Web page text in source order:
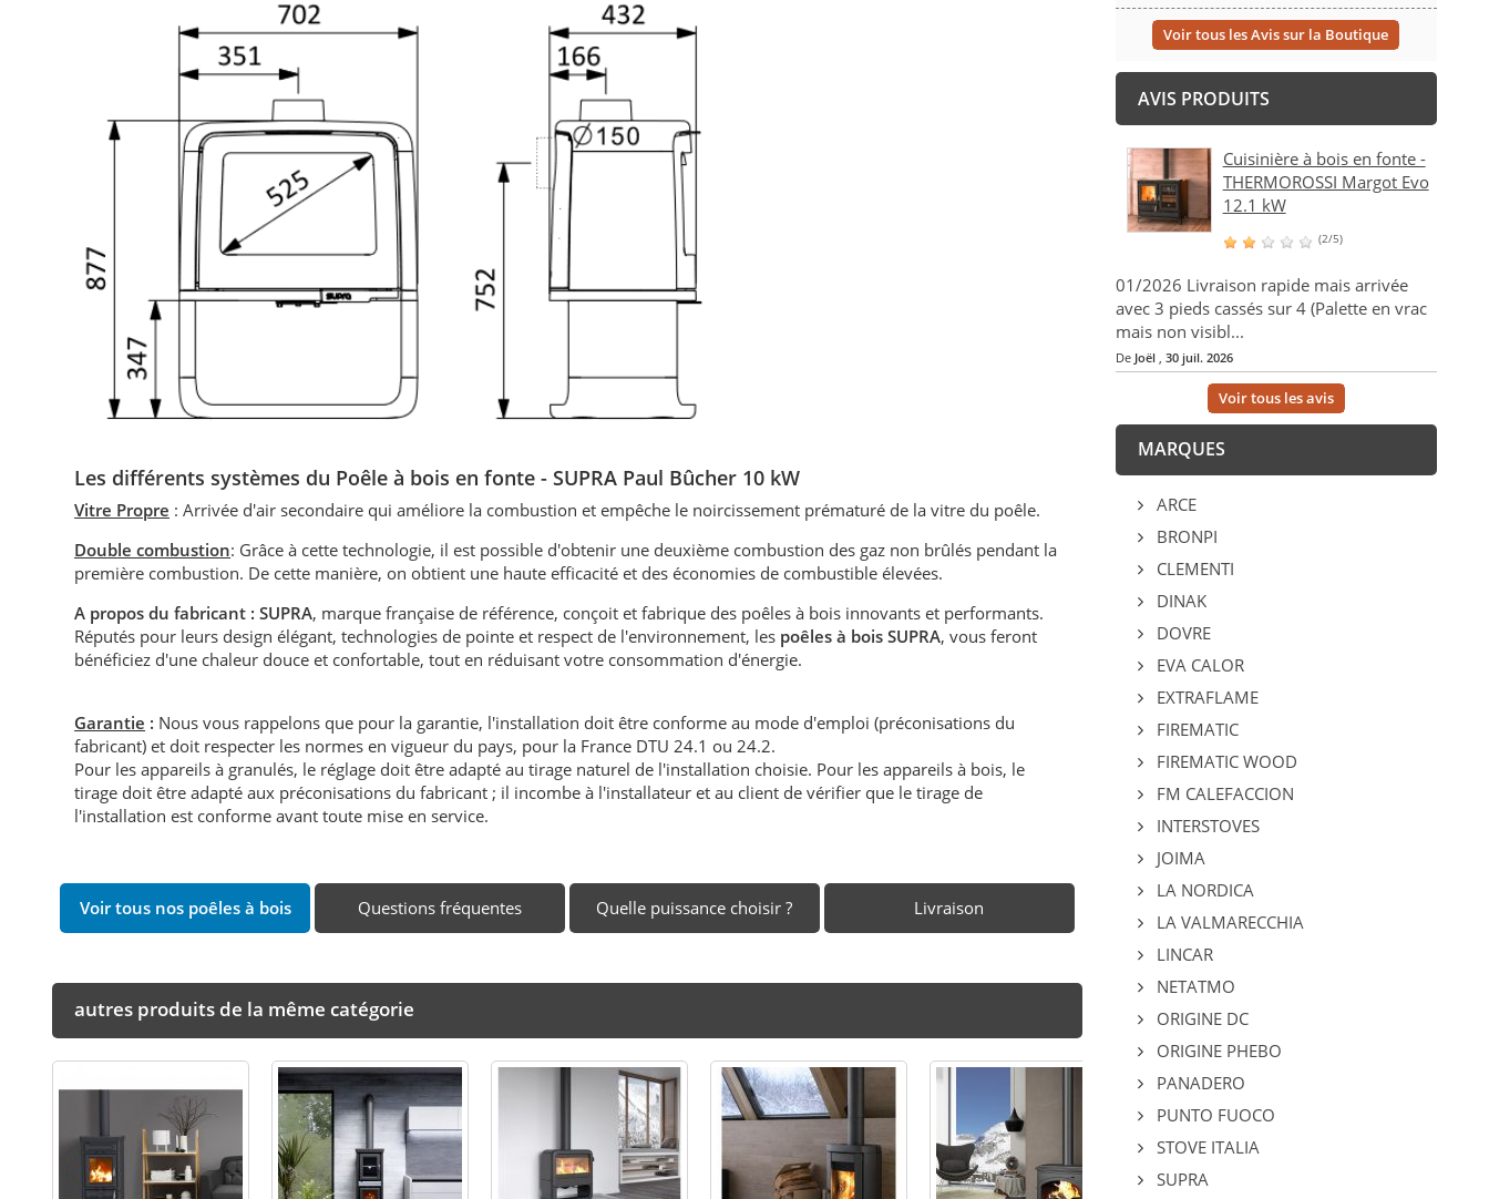
Les différents systèmes du Poêle à bois en fonte -SUPRA Paul Bûcher 10 kW
Vitre Propre : Arrivée d'air secondaire qui améliore la combustion et empêche le noircissement prématuré de la vitre du poêle.
Double combustion: Grâce à cette technologie, il est possible d'obtenir une deuxième combustion des gaz non brûlés pendant la
première combustion. De cette manière, on obtient une haute efficacité et des économies de combustible élevées.
A propos du fabricant : SUPRA, marque française de référence, conçoit et fabrique des poêles à bois innovants et performants.
Réputés pour leurs design élégant, technologies de pointe et respect de l'environnement, les poêles à bois SUPRA, vous feront
bénéficiez d'une chaleur douce et confortable, tout en réduisant votre consommation d'énergie.
Garantie : Nous vous rappelons que pour la garantie, l'installation doit être conforme au mode d'emploi (préconisations du
fabricant) et doit respecter les normes en vigueur du pays, pour la France DTU 24.1 ou 24.2.
Pour les appareils à granulés, le réglage doit être adapté au tirage naturel de l'installation choisie. Pour les appareils à bois, le
tirage doit être adapté aux préconisations du fabricant ; il incombe à l'installateur et au client de vérifier que le tirage de
l'installation est conforme avant toute mise en service.
Voir tous nos poêles à bois Questions fréquentes Quelle puissance choisir ? Livraison
autres produits de la même catégorie
Voir tous les Avis sur la Boutique
AVIS PRODUITS
Cuisinière à bois en fonte -
THERMOROSSI Margot Evo
12.1 kW
(2/5)
01/2026 Livraison rapide mais arrivée
avec 3 pieds cassés sur 4 (Palette en vrac
mais non visibl...
De Joël, 30 juil. 2026
Voir tous les avis
MARQUES
ARCE
BRONPI
CLEMENTI
DINAK
DOVRE
EVA CALOR
EXTRAFLAME
FIREMATIC
FIREMATIC WOOD
FM CALEFACCION
INTERSTOVES
JOIMA
LA NORDICA
LA VALMARECCHIA
LINCAR
NETATMO
ORIGINE DC
ORIGINE PHEBO
PANADERO
PUNTO FUOCO
STOVE ITALIA
SUPRA